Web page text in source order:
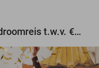
Maak gratis kans op een droomreis t.w.v. €3.000!